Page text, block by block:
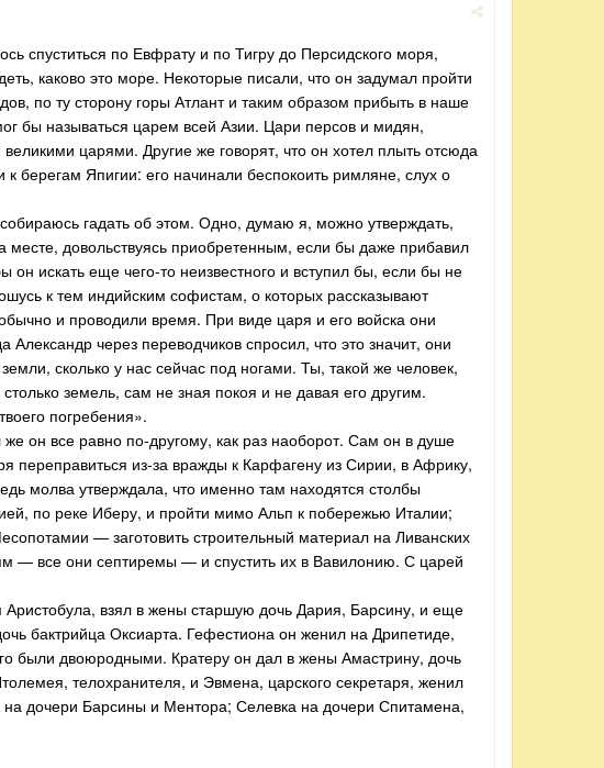
спуститься по Евфрату и по Тигру до Персидского моря,
каково это море. Некоторые писали, что он задумал пройти
по ту сторону горы Атлант и таким образом прибыть в наше
бы называться царем всей Азии. Цари персов и мидян,
царями. Другие же говорят, что он хотел плыть отсюда
Япигии: его начинали беспокоить римляне, слух о
гадать об этом. Одно, думаю я, можно утверждать,
довольствуясь приобретенным, если бы даже прибавил
искать еще чего-то неизвестного и вступил бы, если бы не
к тем индийским софистам, о которых рассказывают
и проводили время. При виде царя и его войска они
Александр через переводчиков спросил, что это значит, они
сколько у нас сейчас под ногами. Ты, такой же человек,
земель, сам не зная покоя и не давая его другим.
погребения».
же он все равно по-другому, как раз наоборот. Сам он в душе
переправиться из-за вражды к Карфагену из Сирии, в Африку,
молва утверждала, что именно там находятся столбы
по реке Иберу, и пройти мимо Альп к побережью Италии;
— заготовить строительный материал на Ливанских
— все они септиремы — и спустить их в Вавилонию. С царей
взял в жены старшую дочь Дария, Барсину, и еще
бактрийца Оксиарта. Гефестиона он женил на Дрипетиде,
были двоюродными. Кратеру он дал в жены Амастрину, дочь
телохранителя, и Эвмена, царского секретаря, женил
дочери Барсины и Ментора; Селевка на дочери Спитамена,